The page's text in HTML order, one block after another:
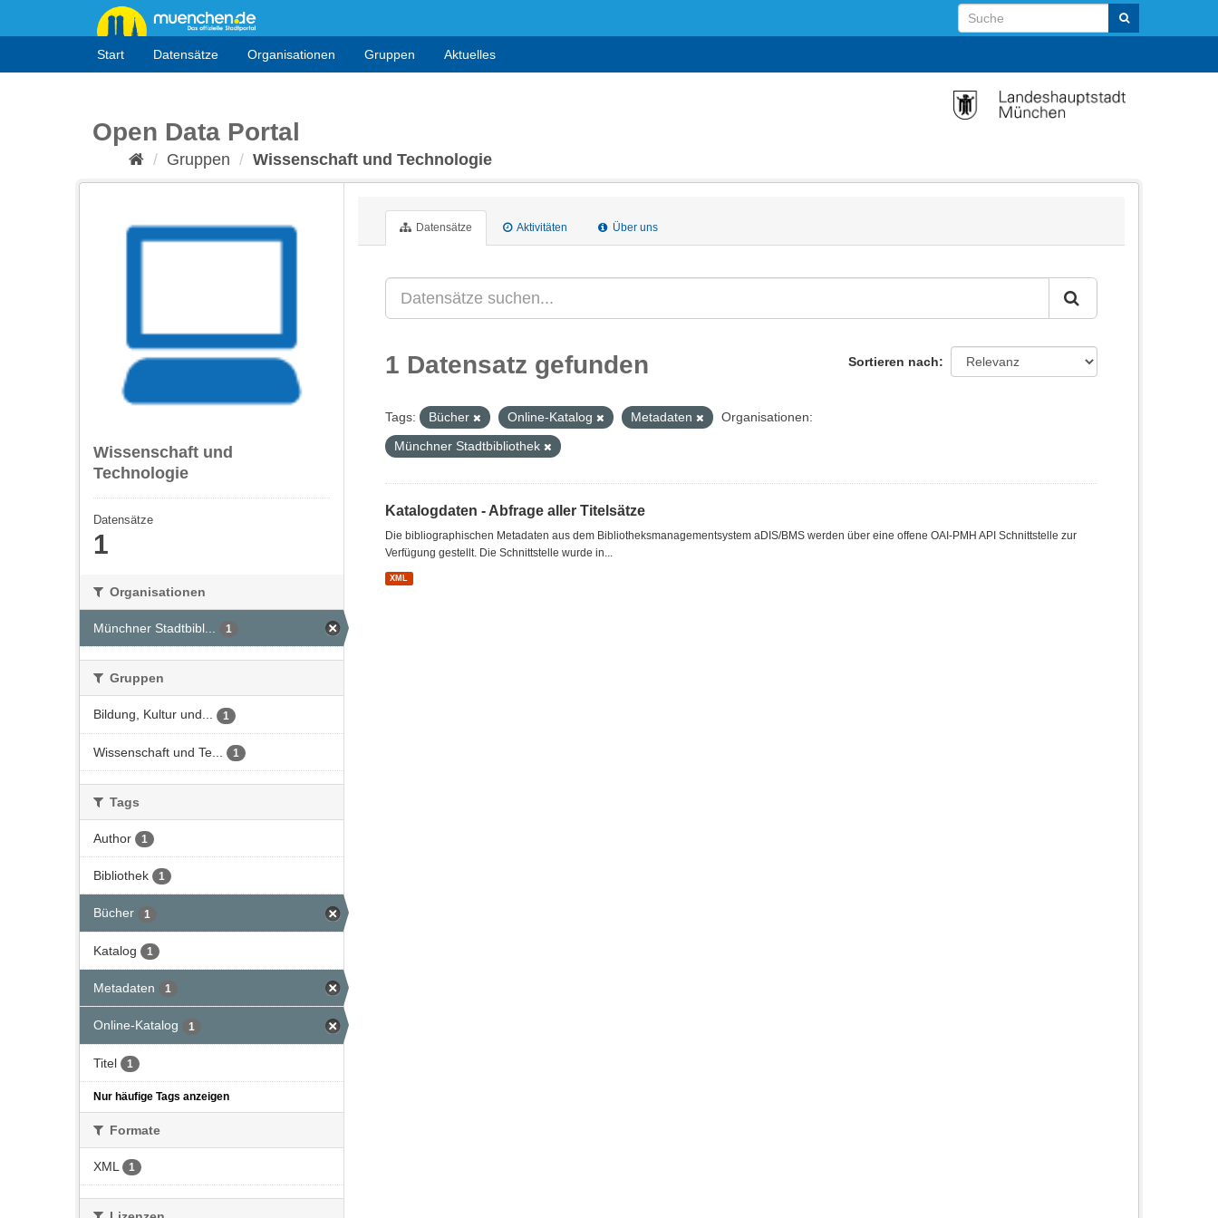
Start Datensätze Organisationen Gruppen Aktuelles
Open Data Portal
Gruppen Wissenschaft und Technologie
Wissenschaft und
Technologie
Datensätze
1
Organisationen
Münchner Stadtbibl... 1
Gruppen
Bildung, Kultur und... 1
Wissenschaft und Te... 1
Tags
Author 1
Bibliothek 1
Bücher 1
Katalog 1
Metadaten 1
Online-Katalog 1
Titel 1
Nur häufige Tags anzeigen
Formate
XML 1
Datensätze Aktivitäten Über uns
Sortieren nach
1 Datensatz gefunden
Tags: Bücher Online-Katalog Metadaten
Organisationen:
Münchner Stadtbibliothek
Katalogdaten - Abfrage aller Titelsätze
Die bibliographischen Metadaten aus dem Bibliotheksmanagementsystem aDIS/BMS werden über eine offene OAI-PMH API Schnittstelle zur
Verfügung gestellt. Die Schnittstelle wurde in...
XML